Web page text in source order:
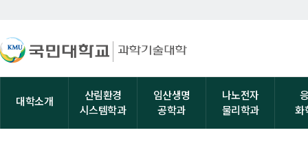
대학소개
산림환경
시스템학과
임산생명
공학과
나노전자
물리학과
화